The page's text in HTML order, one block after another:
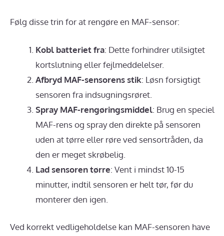
Følg disse trin for at rengøre en MAF-sensor:
Kobl batteriet fra: Dette forhindrer utilsigtet
kortslutning eller fejlmeddelelser.
Afbryd MAF-sensorens stik: Løsn forsigtigt
sensoren fra indsugningsrøret.
Spray MAF-rengøringsmiddel: Brug en speciel
MAF-rens og spray den direkte på sensoren
uden at tørre eller røre ved sensortråden, da
den er meget skrøbelig.
Lad sensoren tørre: Vent i mindst 10-15
minutter, indtil sensoren er helt tør, før du
monterer den igen.
Ved korrekt vedligeholdelse kan MAF-sensoren have